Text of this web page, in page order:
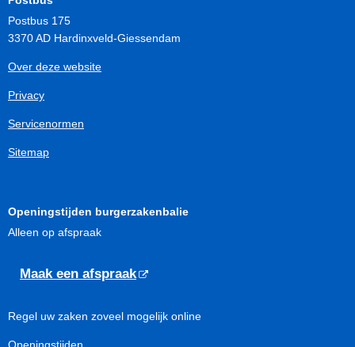
Postbus 175
3370 AD Hardinxveld-Giessendam
Over deze website
Privacy
Servicenormen
Sitemap
Openingstijden burgerzakenbalie
Alleen op afspraak
Maak een afspraak
Regel uw zaken zoveel mogelijk online